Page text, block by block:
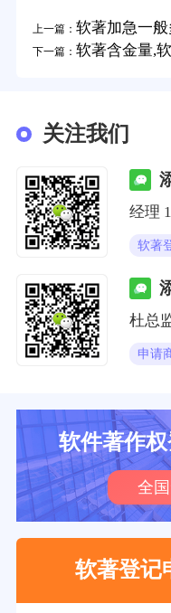
上一篇： 软著加急一般
下一篇： 软著含金量,
关注我们
经理
软著
杜总
申请
软件著作
全
软著登记